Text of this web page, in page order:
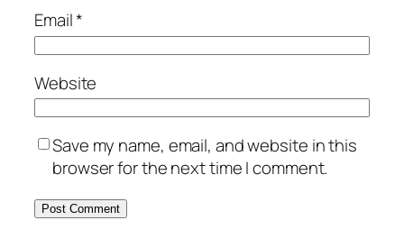
Email*
Website
Save my name, email, and website in this
browser for the next time I comment.